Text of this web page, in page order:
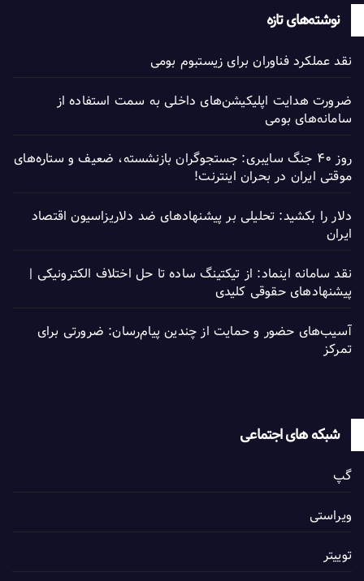
نوشته‌های تازه
نقد عملکرد فناوران برای زیستبوم بومی
ضرورت هدایت اپلیکیشن‌های داخلی به سمت استفاده از
سامانه‌های بومی
روز ۴۰ جنگ سایبری: جستجوگران بازنشسته، ضعیف و ستاره‌های
موقتی ایران در بحران اینترنت!
دلار را بکشید: تحلیلی بر پیشنهادهای ضد دلاریزاسیون اقتصاد
ایران
نقد سامانه اینماد: از تیکتینگ ساده تا حل اختلاف الکترونیکی |
پیشنهادهای حقوقی کلیدی
آسیب‌های حضور و حمایت از چندین پیام‌رسان: ضرورتی برای
تمرکز
شبکه های اجتماعی
گپ
ویراستی
توییتر